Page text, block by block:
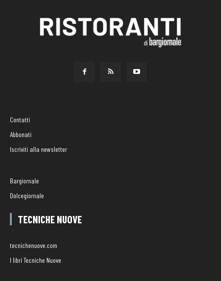
Contatti
Abbonati
Iscriviti alla newsletter
Bargiornale
Dolcegiornale
TECNICHE NUOVE
tecnichenuove.com
I libri Tecniche Nuove